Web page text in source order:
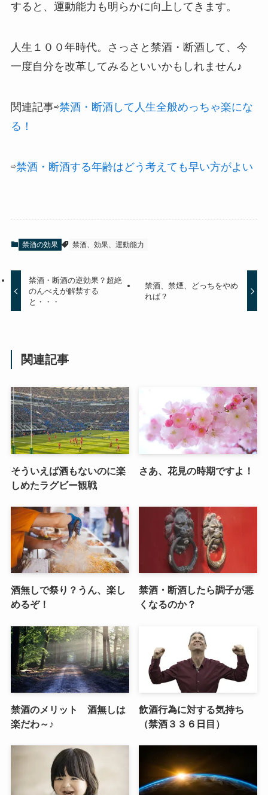
すると、運動能力も明らかに向上してきます。
人生１００年時代。さっさと禁酒・断酒して、今
一度自分を改革してみるといいかもしれません♪
関連記事⇨禁酒・断酒して人生全般めっちゃ楽にな
る！
⇨禁酒・断酒する年齢はどう考えても早い方がよい
禁酒の効果 禁酒、効果、運動能力
禁酒・断酒の逆効果？超絶
のんべえが解禁する
と・・・
禁酒、禁煙、どっちをやめ
れば？
関連記事
そういえば酒もないのに楽
しめたラグビー観戦
さあ、花見の時期ですよ！
酒無しで祭り？うん、楽し
めるぞ！
禁酒・断酒したら調子が悪
くなるのか？
禁酒のメリット 酒無しは
楽だわ～♪
飲酒行為に対する気持ち
（禁酒３３６日目）